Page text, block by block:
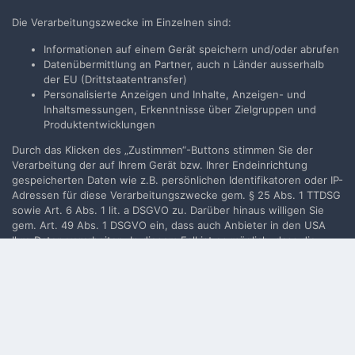
Neues Benutzerkonto für unsere Community erstellen. Es
Neues Benutzerkonto erstellen
Anmelden
Jetzt anmelden
Die Verarbeitungszwecke im Einzelnen sind:
Informationen auf einem Gerät speichern und/oder abrufen
Datenübermittlung an Partner, auch n Länder ausserhalb
der EU (Drittstaatentransfer)
Personalisierte Anzeigen und Inhalte, Anzeigen- und
Inhaltsmessungen, Erkenntnisse über Zielgruppen und
Produktentwicklungen
Durch das Klicken des „Zustimmen“-Buttons stimmen Sie der
Verarbeitung der auf Ihrem Gerät bzw. Ihrer Endeinrichtung
gespeicherten Daten wie z.B. persönlichen Identifikatoren oder IP-
Adressen für diese Verarbeitungszwecke gem. § 25 Abs. 1 TTDSG
sowie Art. 6 Abs. 1 lit. a DSGVO zu. Darüber hinaus willigen Sie
gem. Art. 49 Abs. 1 DSGVO ein, dass auch Anbieter in den USA
Ihre Daten verarbeiten. In diesem Fall ist es möglich, dass die